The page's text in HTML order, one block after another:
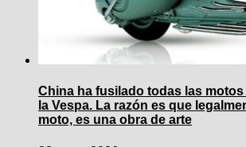
China ha fusilado todas las
la Vespa. La razón es que
moto, es una obra de arte